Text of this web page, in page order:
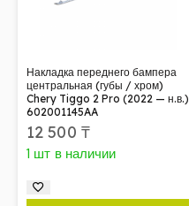
Накладка переднего бампера
центральная (губы / хром)
Chery Tiggo 2 Pro (2022 — н.в.)
602001145AA
12 500 ₸
1 шт в наличии